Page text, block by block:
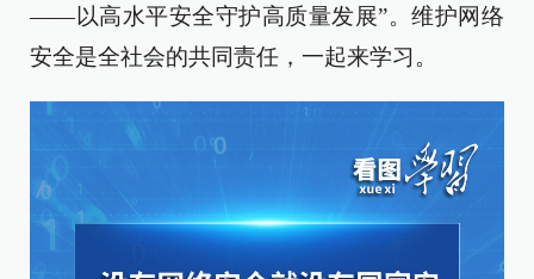
——以高水平安全守护高质量发展”。维护网络
安全是全社会的共同责任，一起来学习。